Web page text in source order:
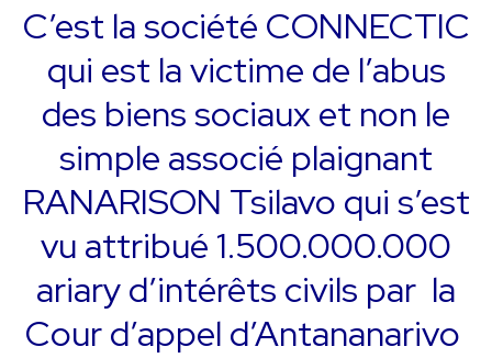
C’est la société CONNECTIC
qui est la victime de l’abus
des biens sociaux et non le
simple associé plaignant
RANARISON Tsilavo qui s’est
vu attribué 1.500.000.000
ariary d’intérêts civils par la
Cour d’appel d’Antananarivo